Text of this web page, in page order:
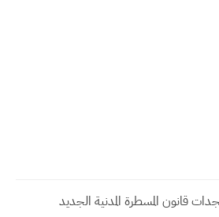
قانون المسطرة المدنية الجديد